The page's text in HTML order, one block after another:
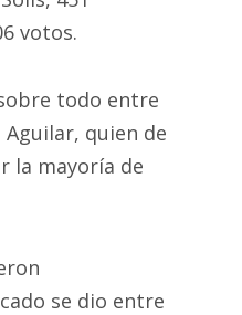
votos.
todo entre
quien de
la mayoría de
se dio entre